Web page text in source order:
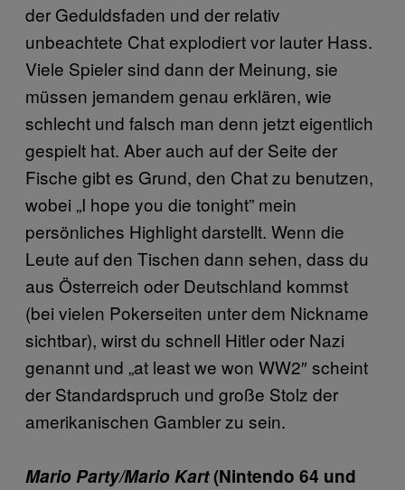
der Geduldsfaden und der relativ
unbeachtete Chat explodiert vor lauter Hass.
Viele Spieler sind dann der Meinung, sie
müssen jemandem genau erklären, wie
schlecht und falsch man denn jetzt eigentlich
gespielt hat. Aber auch auf der Seite der
Fische gibt es Grund, den Chat zu benutzen,
wobei „I hope you die tonight” mein
persönliches Highlight darstellt. Wenn die
Leute auf den Tischen dann sehen, dass du
aus Österreich oder Deutschland kommst
(bei vielen Pokerseiten unter dem Nickname
sichtbar), wirst du schnell Hitler oder Nazi
genannt und „at least we won WW2″ scheint
der Standardspruch und große Stolz der
amerikanischen Gambler zu sein.
Mario Party/Mario Kart(Nintendo 64 und